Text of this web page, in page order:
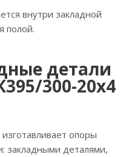
внутри закладной
полой.
детали
300-20х4
опоры
закладными деталями,